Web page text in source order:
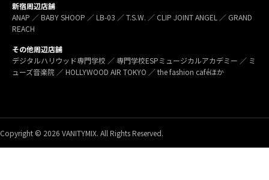
新宿周辺店舗
ANAP ／ BABY SHOOP ／ LB-03 ／ T.S.W. ／ CLIP JOINT ANGEL ／ GRAND
REACH
その他周辺店舗
デジタルハリウッド専門学校 ／ 専門学校ESPミュージカルアカデミー ／ ミ
ューズ音楽院 ／ HOLLYWOOD AIR TOKYO ／ the fashion caféほか
Copyright © 2026 VANITYMIX. All Rights Reserved.